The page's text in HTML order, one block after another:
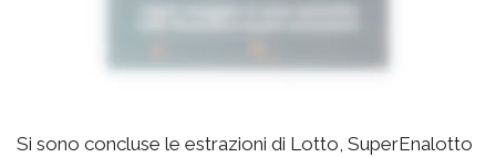
Si sono concluse le estrazioni di Lotto, SuperEnalotto